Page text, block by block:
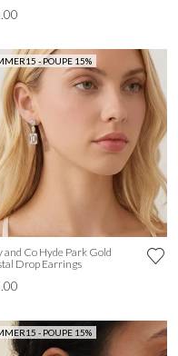
- POUPE 15%
and Co Hyde Park Gold
Drop Earrings
- POUPE 15%